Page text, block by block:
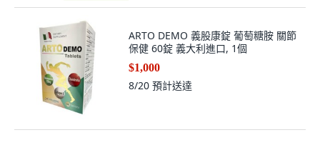
ARTO DEMO 義股康錠 葡萄糖胺 關節
保健 60錠 義大利進口, 1個
$1,000
8/20 預計送達